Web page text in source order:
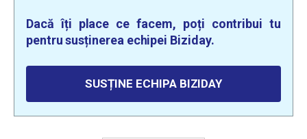
Dacă îți place ce facem, poți contribui tu
pentru susținerea echipei Biziday.
SUSȚINE ECHIPA BIZIDAY